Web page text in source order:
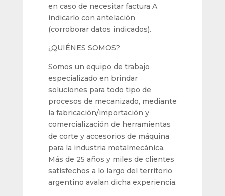
en caso de necesitar factura A
indicarlo con antelación
(corroborar datos indicados).
¿QUIÉNES SOMOS?
Somos un equipo de trabajo
especializado en brindar
soluciones para todo tipo de
procesos de mecanizado, mediante
la fabricación/importación y
comercialización de herramientas
de corte y accesorios de máquina
para la industria metalmecánica.
Más de 25 años y miles de clientes
satisfechos a lo largo del territorio
argentino avalan dicha experiencia.